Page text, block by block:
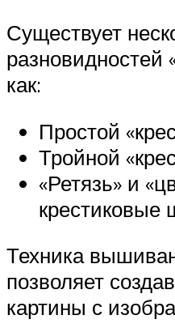
Существует
разновидностей
как:
Простой
Тройной
«Ретязь» и
крестиковые
Техника
позволяет
картины с